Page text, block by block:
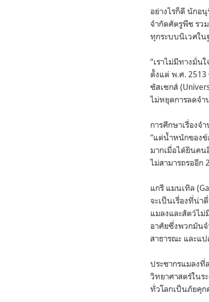
อย่างไรก็ดี นักอ
จำกัดศัตรูพืช รว
ทุกระบบนิเวศใน
“เราไม่มีทางมั่น
ตั้งแต่ พ.ศ. 2513
ซัสเซกส์
ไม่หยุดการลดจำ
การศึกษาเรื่องจ
“แต่น้ำหนักของข้
มากเมื่อได้ยินคน
ไม่สามารถรออีก
แกรี แมนเทิล
จะเป็นเรื่องที่น่า
แมลงและสัตว์ไ
อาศัยซึ่งพวกมันจ
สาธารณะ และแป
ประชากรแมลงที่
วิทยาศาสตร์ในร
ทั่วโลกเป็นภัยคุก